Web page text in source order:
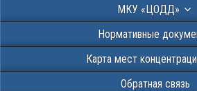
МКУ «ЦОДД»
Нормативные
Карта мест
Обратная связь